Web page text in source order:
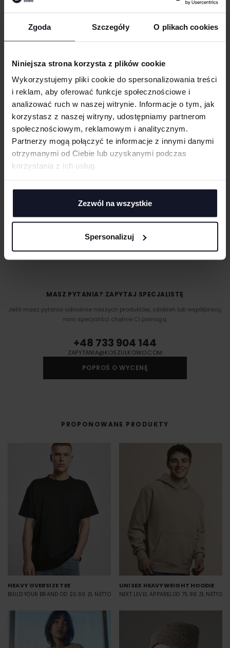
Zgoda Szczegóły O plikach cookies
Niniejsza strona korzysta z plików cookie
Wykorzystujemy pliki cookie do spersonalizowania treści
i reklam, aby oferować funkcje społecznościowe i
analizować ruch w naszej witrynie. Informacje o tym, jak
korzystasz z naszej witryny, udostępniamy partnerom
społecznościowym, reklamowym i analitycznym.
Partnerzy mogą połączyć te informacje z innymi danymi
otrzymanymi od Ciebie lub uzyskanymi podczas
korzystania z ich usług.
Zezwól na wszystkie
Spersonalizuj
OPIS
Standardowa rozmiarówka, podobnie jak rozmiary jeansów
Elastyczny pas dla większego komfortu
Kieszeń cargo na lewej nogawce
2 tylne kieszenie z klapą
KUP
MASZ PYTANIA? ZAPYTAJ SPECJALISTĘ
Jeśli masz pytania odnośnie naszych produktów, zdobień lub współpracy,
nasi specjaliści chętnie Ci pomogą.
+48 733 904 144
ZAPYTANIA@KOSZULKOWO.COM
POPROŚ O WYCENĘ
PROPONOWANE PRODUKTY
HEAVY OVERSIZE TEE
BUILD YOUR BRAND OD 20.69 ZŁ NETTO
UNISEX HEAVYWEIGHT HOODIE
NEXT LEVEL APPARELOD 75.89 ZŁ NETTO